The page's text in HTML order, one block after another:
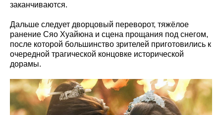
заканчиваются.
Дальше следует дворцовый переворот, тяжёлое
ранение Сяо Хуайюна и сцена прощания под снегом,
после которой большинство зрителей приготовились к
очередной трагической концовке исторической
дорамы.